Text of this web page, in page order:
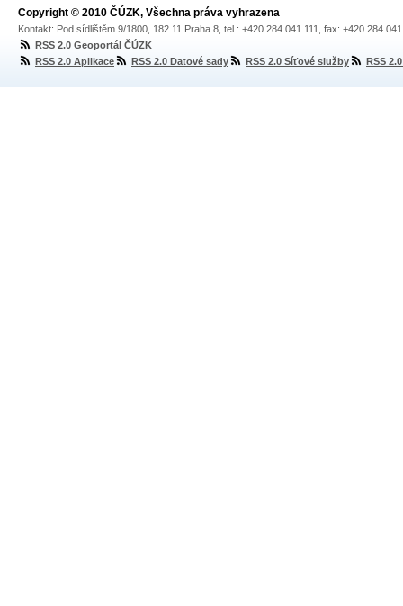
Copyright © 2010 ČÚZK, Všechna práva vyhrazena
Kontakt: Pod sídlištěm 9/1800, 182 11 Praha 8, tel.: +420 284 041 111, fax: +420 284
RSS 2.0 Geoportál ČÚZK
RSS 2.0 Aplikace
RSS 2.0 Datové sady RSS 2.0 Síťové služby RSS